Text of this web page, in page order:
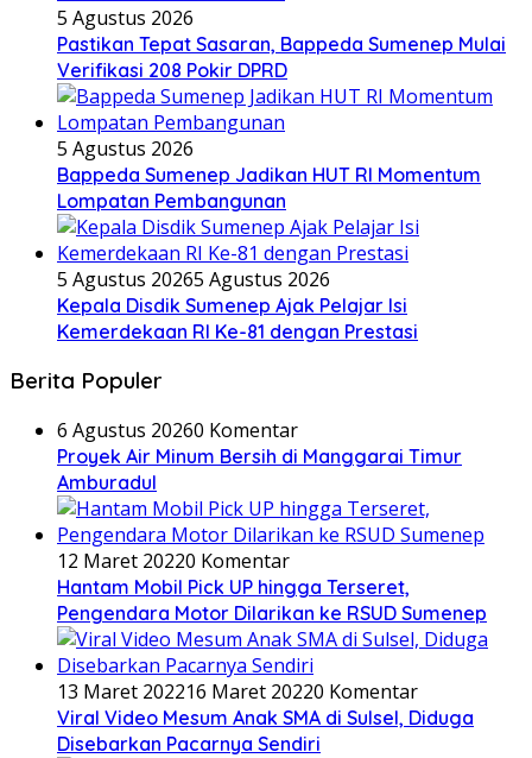
5 Agustus 2026
Pastikan Tepat Sasaran, Bappeda Sumenep Mulai
Verifikasi 208 Pokir DPRD
5 Agustus 2026
Bappeda Sumenep Jadikan HUT RI Momentum
Lompatan Pembangunan
5 Agustus 20265 Agustus 2026
Kepala Disdik Sumenep Ajak Pelajar Isi
Kemerdekaan RI Ke-81 dengan Prestasi
Berita Populer
6 Agustus 20260 Komentar
Proyek Air Minum Bersih di Manggarai Timur
Amburadul
12 Maret 20220 Komentar
Hantam Mobil Pick UP hingga Terseret,
Pengendara Motor Dilarikan ke RSUD Sumenep
13 Maret 202216 Maret 20220 Komentar
Viral Video Mesum Anak SMA di Sulsel, Diduga
Disebarkan Pacarnya Sendiri